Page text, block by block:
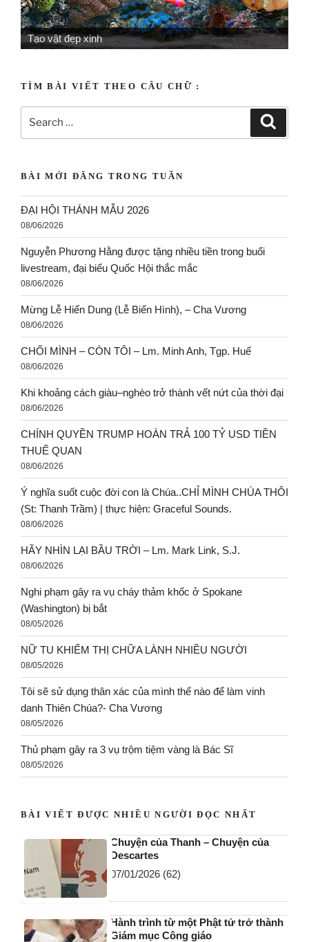
Tạo vật đẹp xinh
Tạo vật mỹ miều
TÌM BÀI VIẾT THEO CÂU CHỮ :
BÀI MỚI ĐĂNG TRONG TUẦN
ĐẠI HỘI THÁNH MẪU 2026
08/06/2026
Nguyễn Phương Hằng được tặng nhiều tiền trong buổi
livestream, đại biểu Quốc Hội thắc mắc
08/06/2026
Mừng Lễ Hiển Dung (Lễ Biến Hình), – Cha Vương
08/06/2026
CHỐI MÌNH – CÒN TÔI – Lm. Minh Anh, Tgp. Huế
08/06/2026
Khi khoảng cách giàu–nghèo trở thành vết nứt của thời đại
08/06/2026
CHÍNH QUYỀN TRUMP HOÀN TRẢ 100 TỶ USD TIỀN
THUẾ QUAN
08/06/2026
Ý nghĩa suốt cuộc đời con là Chúa..CHỈ MÌNH CHÚA THÔI
(St: Thanh Trầm) | thực hiện: Graceful Sounds.
08/06/2026
HÃY NHÌN LẠI BẦU TRỜI – Lm. Mark Link, S.J.
08/06/2026
Nghi phạm gây ra vụ cháy thảm khốc ở Spokane
(Washington) bị bắt
08/05/2026
NỮ TU KHIẾM THỊ CHỮA LÀNH NHIỀU NGƯỜI
08/05/2026
Tôi sẽ sử dụng thân xác của mình thế nào để làm vinh
danh Thiên Chúa?- Cha Vương
08/05/2026
Thủ phạm gây ra 3 vụ trộm tiệm vàng là Bác Sĩ
08/05/2026
BÀI VIẾT ĐƯỢC NHIỀU NGƯỜI ĐỌC NHẤT
Chuyện của Thanh – Chuyện của
Descartes
07/01/2026 (62)
Hành trình từ một Phật tử trở thành
Giám mục Công giáo